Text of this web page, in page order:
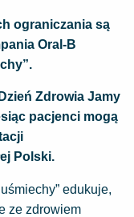
ograniczania są
Oral-B
Zdrowia Jamy
pacjenci mogą
Polski.
edukuje,
ze zdrowiem